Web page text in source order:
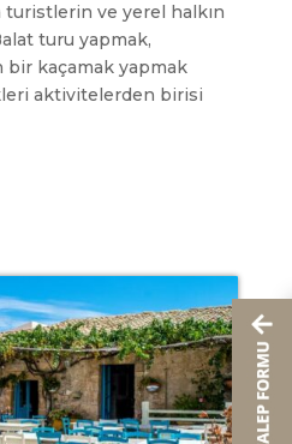
turistlerin ve yerel halkın
turu yapmak,
bir kaçamak yapmak
aktivitelerden birisi